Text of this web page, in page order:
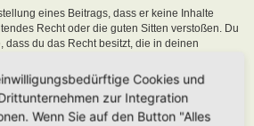
eines Beitrags, dass er keine Inhalte
Recht oder die guten Sitten verstoßen. Du
dass du das Recht besitzt, die in deinen
übt das Hausrecht aus. Bei Verstößen gegen
oder anderer im Board veröffentlichten
dich nach Abmahnung zeitweise oder
dieses Boards ausschließen und dir ein
Cookies und
zur Integration
Wenn Sie auf den Button "Alles